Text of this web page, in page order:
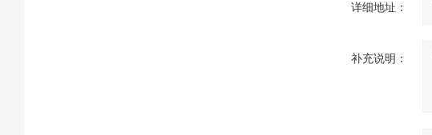
详细地址：
补充说明：